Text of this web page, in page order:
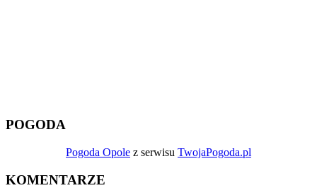
POGODA
Pogoda Opole z serwisu TwojaPogoda.pl
KOMENTARZE